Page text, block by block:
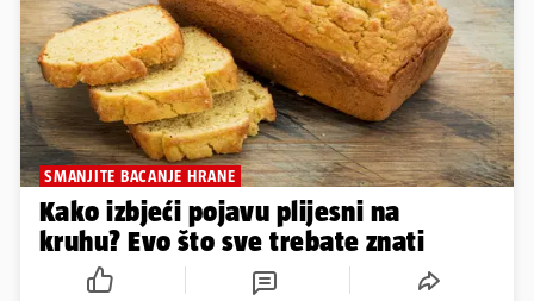
SMANJITE BACANJE HRANE
Kako izbjeći pojavu plijesni na
kruhu? Evo što sve trebate znati